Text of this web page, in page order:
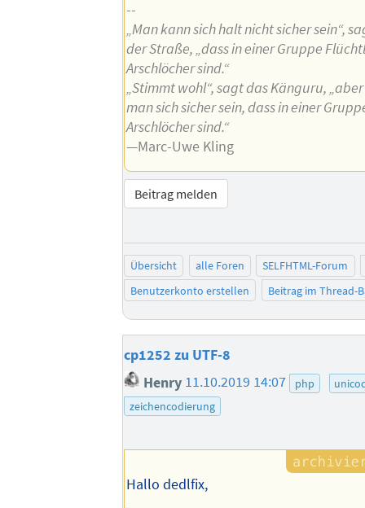
--
„Man kann sich halt nicht sicher sein“,
der Straße, „dass in einer Gruppe
Arschlöcher sind.“
„Stimmt wohl“, sagt das Känguru,
man sich sicher sein, dass in einer
Arschlöcher sind.“
—Marc-Uwe Kling
Beitrag melden
Übersicht alle Foren
SELFHTML-Forum
Benutzerkonto erstellen
Beitrag im Thread-
cp1252 zu UTF-8
Henry 11.10.2019 14:07 php
zeichencodierung
Hallo dedlfix,